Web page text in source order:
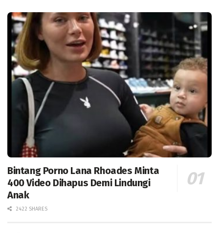
Bintang Porno Lana Rhoades Minta
400 Video Dihapus Demi Lindungi
Anak
2422 SHARES